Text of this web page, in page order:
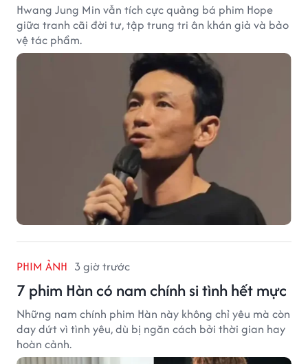
Hwang Jung Min vẫn tích cực quảng bá phim Hope
giữa tranh cãi đời tư, tập trung tri ân khán giả và bảo
vệ tác phẩm.
PHIM ẢNH 3 giờ trước
7 phim Hàn có nam chính si tình hết mực
Những nam chính phim Hàn này không chỉ yêu mà còn
day dứt vì tình yêu, dù bị ngăn cách bởi thời gian hay
hoàn cảnh.